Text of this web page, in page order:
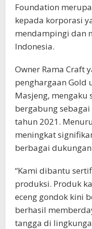
Foundation
kepada korporasi
mendampingi dan
Indonesia.
Owner Rama Craft
penghargaan Gold
Masjeng, mengaku
bergabung
tahun 2021.
meningkat
berbagai
“Kami dibantu
produksi. Produk
eceng gondok kini
berhasil
tangga di